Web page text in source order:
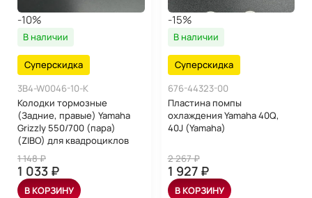
-10%
В наличии
Суперскидка
3B4-W0046-10-K
Колодки тормозные
(Задние, правые) Yamaha
Grizzly 550/700 (пара)
(ZIBO) для квадроциклов
1 148 ₽
1 033 ₽
В КОРЗИНУ
-15%
В наличии
Суперскидка
676-44323-00
Пластина помпы
охлаждения Yamaha 40Q,
40J (Yamaha)
2 267 ₽
1 927 ₽
В КОРЗИНУ